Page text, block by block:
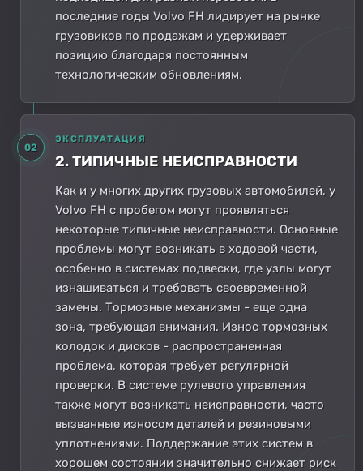
последние годы Volvo FH лидирует на рынке
грузовиков по продажам и удерживает
позицию благодаря постоянным
технологическим обновлениям.
02
ЭКСПЛУАТАЦИЯ
2. ТИПИЧНЫЕ НЕИСПРАВНОСТИ
Как и у многих других грузовых автомобилей, у
Volvo FH с пробегом могут проявляться
некоторые типичные неисправности. Основные
проблемы могут возникать в ходовой части,
особенно в системах подвески, где узлы могут
изнашиваться и требовать своевременной
замены. Тормозные механизмы - еще одна
зона, требующая внимания. Износ тормозных
колодок и дисков - распространенная
проблема, которая требует регулярной
проверки. В системе рулевого управления
также могут возникать неисправности, часто
вызванные износом деталей и резиновыми
уплотнениями. Поддержание этих систем в
хорошем состоянии значительно снижает риск